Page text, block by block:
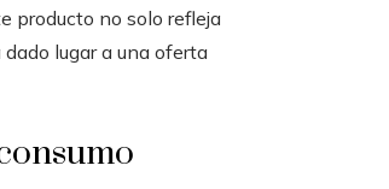
producto no solo refleja
lugar a una oferta